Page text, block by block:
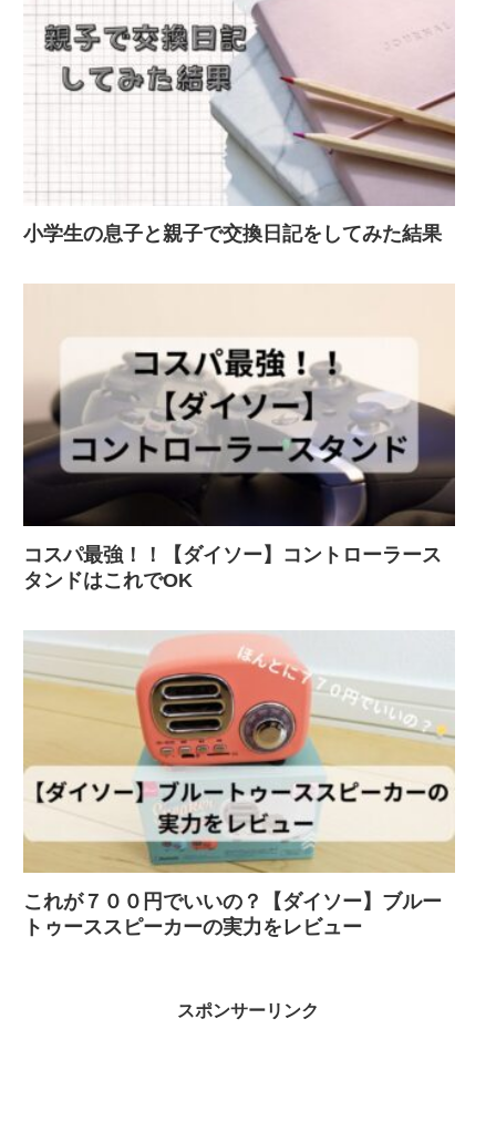
小学生の息子と親子で交換日記をしてみた結果
コスパ最強！！【ダイソー】コントローラース
タンドはこれでOK
これが７００円でいいの？【ダイソー】ブルー
トゥーススピーカーの実力をレビュー
スポンサーリンク